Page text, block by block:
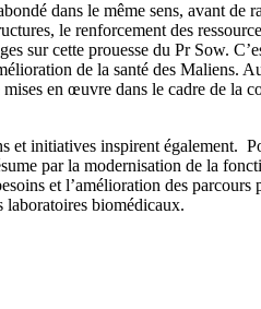
dans le même sens, avant de
le renforcement des
sur cette prouesse du Pr Sow.
de la santé des Maliens.
en œuvre dans le cadre de la
et initiatives inspirent également.
par la modernisation de la
et l’amélioration des parcours
laboratoires biomédicaux.